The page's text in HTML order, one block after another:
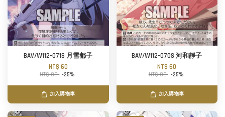
BAV/W112-071S 月雪都子
NT$ 60
NT$ 80 -25%
加入購物車
BAV/W112-070S 河和靜子
NT$ 60
NT$ 80 -25%
加入購物車